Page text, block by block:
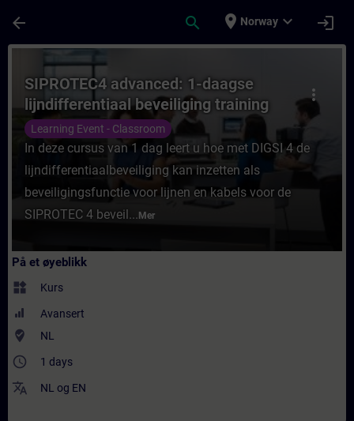
arrow_back search place Norway expand_more login
Kurs - SIPROTEC4 advanced: 1-
more_vert
SIPROTEC4 advanced: 1-daagse
lijndifferentiaal beveiliging training
Learning Event - Classroom
In deze cursus van 1 dag leert u hoe met DIGSI 4 de
lijndifferentiaalbeveiliging kan inzetten als
beveiligingsfunctie voor lijnen en kabels voor de
SIPROTEC 4 beveil... Mer
På et øyeblikk
widgets Kurs
Avansert
where_to_vote NL
access_time 1 days
translate NL og EN